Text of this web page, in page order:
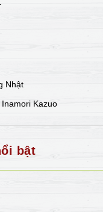
Nhật
Kazuo
bật